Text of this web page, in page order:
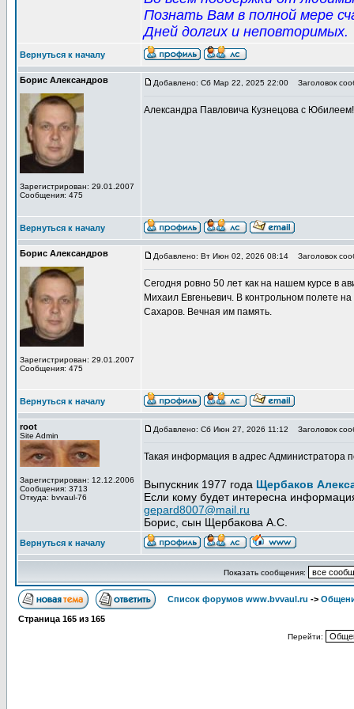
Познать Вам в полной мере
Дней долгих и неповторимых.
Вернуться к началу
Борис Александров
Зарегистрирован: 29.01.2007
Сообщения: 475
Добавлено: Сб Мар 22, 2025 22:00 Заголовок
Александра Павловича Кузнецова с Юбилеем!
Вернуться к началу
Борис Александров
Зарегистрирован: 29.01.2007
Сообщения: 475
Добавлено: Вт Июн 02, 2026 08:14 Заголовок
Сегодня ровно 50 лет как на нашем курсе в
Михаил Евгеньевич. В контрольном полете
Сахаров. Вечная им память.
Вернуться к началу
root
Site Admin
Зарегистрирован: 12.12.2006
Сообщения: 3713
Откуда: bvvaul-76
Добавлено: Сб Июн 27, 2026 11:12 Заголовок
Такая информация в адрес Администратора
Выпускник 1977 года Щербаков
Если кому будет интересна
gepard8007@mail.ru
Борис, сын Щербакова А.С.
Вернуться к началу
Показать сообщения:
Список форумов www.bvvaul.ru ->
Страница 165 из 165
Перейти: